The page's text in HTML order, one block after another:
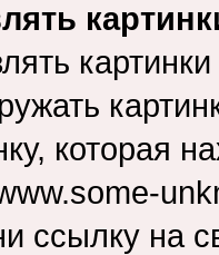
которая
ссылку на